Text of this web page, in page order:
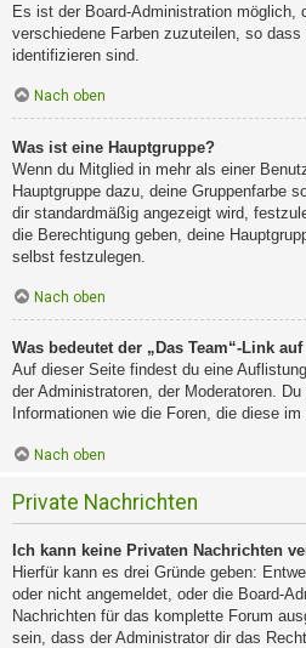
Es ist der Board-Administration möglich,
verschiedene Farben zuzuteilen, so
identifizieren sind.
Nach oben
Was ist eine Hauptgruppe?
Wenn du Mitglied in mehr als einer
Hauptgruppe dazu, deine Gruppenfarbe
dir standardmäßig angezeigt wird,
die Berechtigung geben, deine
selbst festzulegen.
Nach oben
Was bedeutet der „Das Team“-Link
Auf dieser Seite findest du eine
der Administratoren, der Moderatoren.
Informationen wie die Foren, die diese
Nach oben
Private Nachrichten
Ich kann keine Privaten Nachrichten
Hierfür kann es drei Gründe geben:
oder nicht angemeldet, oder die Board-
Nachrichten für das komplette Forum
sein, dass der Administrator dir das